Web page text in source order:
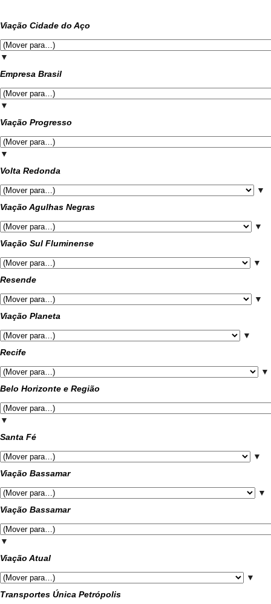
Viação Cidade do Aço
▼
Empresa Brasil
▼
Viação Progresso
▼
Volta Redonda
▼
Viação Agulhas Negras
▼
Viação Sul Fluminense
▼
Resende
▼
Viação Planeta
▼
Recife
▼
Belo Horizonte e Região
▼
Santa Fé
▼
Viação Bassamar
▼
Viação Bassamar
▼
Viação Atual
▼
Transportes Única Petrópolis